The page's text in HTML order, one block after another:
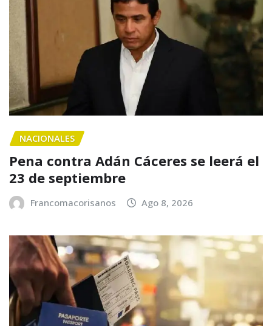
NACIONALES
Pena contra Adán Cáceres se leerá el
23 de septiembre
Francomacorisanos Ago 8, 2026